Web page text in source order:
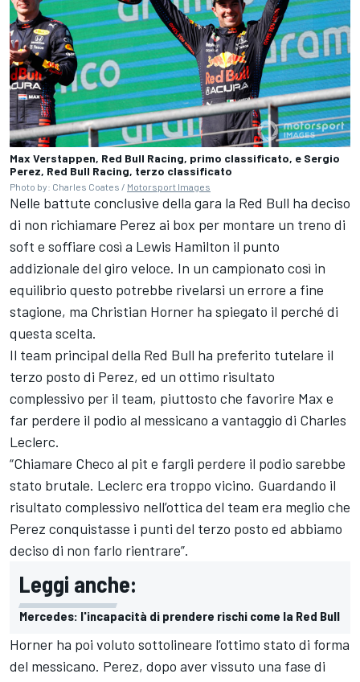
Max Verstappen, Red Bull Racing, primo classificato, e Sergio
Perez, Red Bull Racing, terzo classificato
Photo by: Charles Coates / Motorsport Images
Nelle battute conclusive della gara la Red Bull ha deciso
di non richiamare Perez ai box per montare un treno di
soft e soffiare così a Lewis Hamilton il punto
addizionale del giro veloce. In un campionato così in
equilibrio questo potrebbe rivelarsi un errore a fine
stagione, ma Christian Horner ha spiegato il perché di
questa scelta.
Il team principal della Red Bull ha preferito tutelare il
terzo posto di Perez, ed un ottimo risultato
complessivo per il team, piuttosto che favorire Max e
far perdere il podio al messicano a vantaggio di Charles
Leclerc.
“Chiamare Checo al pit e fargli perdere il podio sarebbe
stato brutale. Leclerc era troppo vicino. Guardando il
risultato complessivo nell’ottica del team era meglio che
Perez conquistasse i punti del terzo posto ed abbiamo
deciso di non farlo rientrare”.
Leggi anche:
Mercedes: l'incapacità di prendere rischi come la Red Bull
Horner ha poi voluto sottolineare l’ottimo stato di forma
del messicano. Perez, dopo aver vissuto una fase di